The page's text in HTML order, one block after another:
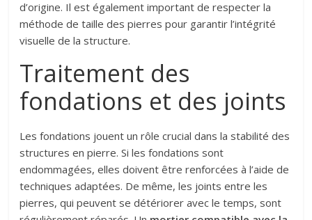
d’origine. Il est également important de respecter la
méthode de taille des pierres pour garantir l’intégrité
visuelle de la structure.
Traitement des
fondations et des joints
Les fondations jouent un rôle crucial dans la stabilité des
structures en pierre. Si les fondations sont
endommagées, elles doivent être renforcées à l’aide de
techniques adaptées. De même, les joints entre les
pierres, qui peuvent se détériorer avec le temps, sont